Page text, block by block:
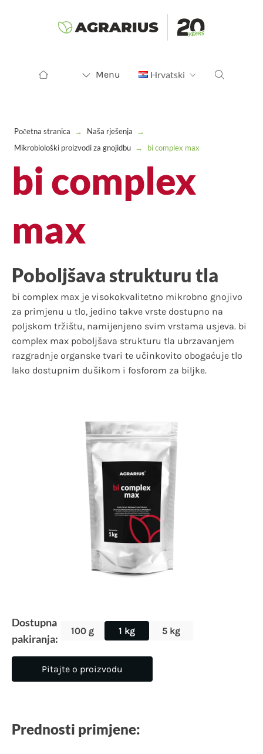
Menu Hrvatski
Početna stranica → Naša rješenja
→
Mikrobiološki proizvodi za gnojidbu → bi complex max
bi complex
max
Poboljšava strukturu tla
bi complex max je visokokvalitetno mikrobno gnojivo
za primjenu u tlo, jedino takve vrste dostupno na
poljskom tržištu, namijenjeno svim vrstama usjeva. bi
complex max poboljšava strukturu tla ubrzavanjem
razgradnje organske tvari te učinkovito obogaćuje tlo
lako dostupnim dušikom i fosforom za biljke.
Dostupna
pakiranja:
100 g 1 kg 5 kg
Pitajte o proizvodu
Prednosti primjene: